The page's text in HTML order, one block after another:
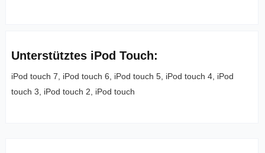
Unterstütztes iPod Touch:
iPod touch 7, iPod touch 6, iPod touch 5, iPod touch 4, iPod
touch 3, iPod touch 2, iPod touch